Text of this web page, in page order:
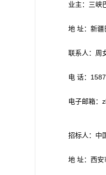
业主：三峡
地 址：新疆
联系人：周
电 话：
电子邮箱：
招标人：中
地 址：西安